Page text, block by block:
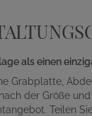
als einen
Grabplatte,
der Größe
Teilen